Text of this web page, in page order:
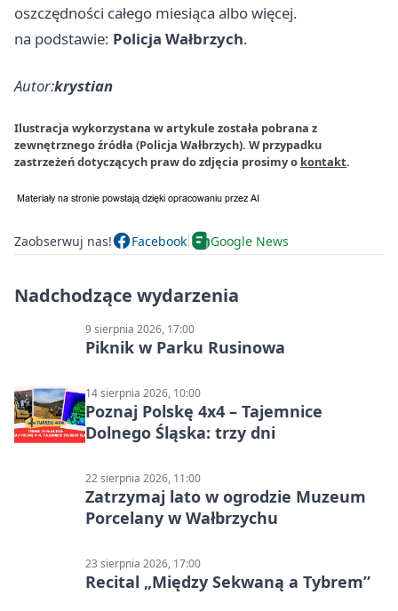
oszczędności całego miesiąca albo więcej.
na podstawie: Policja Wałbrzych.
Autor:krystian
Ilustracja wykorzystana w artykule została pobrana z
zewnętrznego źródła (Policja Wałbrzych). W przypadku
zastrzeżeń dotyczących praw do zdjęcia prosimy o kontakt.
Zaobserwuj nas! Facebook Google News
Nadchodzące wydarzenia
9 sierpnia 2026, 17:00
Piknik w Parku Rusinowa
14 sierpnia 2026, 10:00
Poznaj Polskę 4x4 – Tajemnice
Dolnego Śląska: trzy dni
22 sierpnia 2026, 11:00
Zatrzymaj lato w ogrodzie Muzeum
Porcelany w Wałbrzychu
23 sierpnia 2026, 17:00
Recital „Między Sekwaną a Tybrem”